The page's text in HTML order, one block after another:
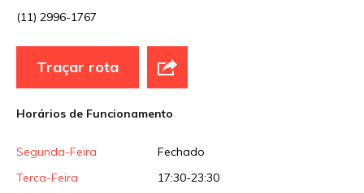
(11) 2996-1767
Traçar rota
Horários de Funcionamento
Segunda-Feira
Fechado
Terca-Feira
17:30-23:30